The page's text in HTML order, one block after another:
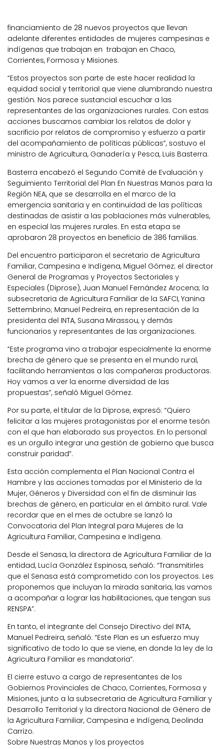
financiamiento de 28 nuevos proyectos que llevan
adelante diferentes entidades de mujeres campesinas e
indígenas que trabajan en trabajan en Chaco,
Corrientes, Formosa y Misiones.
“Estos proyectos son parte de este hacer realidad la
equidad social y territorial que viene alumbrando nuestra
gestión. Nos parece sustancial escuchar a las
representantes de las organizaciones rurales. Con estas
acciones buscamos cambiar los relatos de dolor y
sacrificio por relatos de compromiso y esfuerzo a partir
del acompañamiento de políticas públicas”, sostuvo el
ministro de Agricultura, Ganadería y Pesca, Luis Basterra.
Basterra encabezó el Segundo Comité de Evaluación y
Seguimiento Territorial del Plan En Nuestras Manos para la
Región NEA, que se desarrolla en el marco de la
emergencia sanitaria y en continuidad de las políticas
destinadas de asistir a las poblaciones más vulnerables,
en especial las mujeres rurales. En esta etapa se
aprobaron 28 proyectos en beneficio de 386 familias.
Del encuentro participaron el secretario de Agricultura
Familiar, Campesina e Indígena, Miguel Gómez; el director
General de Programas y Proyectos Sectoriales y
Especiales (Diprose), Juan Manuel Fernández Arocena; la
subsecretaria de Agricultura Familiar de la SAFCI, Yanina
Settembrino; Manuel Pedreira, en representación de la
presidenta del INTA, Susana Mirassou, y demás
funcionarios y representantes de las organizaciones.
“Este programa vino a trabajar especialmente la enorme
brecha de género que se presenta en el mundo rural,
facilitando herramientas a las compañeras productoras.
Hoy vamos a ver la enorme diversidad de las
propuestas”, señaló Miguel Gómez.
Por su parte, el titular de la Diprose, expresó: “Quiero
felicitar a las mujeres protagonistas por el enorme tesón
con el que han elaborado sus proyectos. En lo personal
es un orgullo integrar una gestión de gobierno que busca
construir paridad”.
Esta acción complementa el Plan Nacional Contra el
Hambre y las acciones tomadas por el Ministerio de la
Mujer, Géneros y Diversidad con el fin de disminuir las
brechas de género, en particular en el ámbito rural. Vale
recordar que en el mes de octubre se lanzó la
Convocatoria del Plan Integral para Mujeres de la
Agricultura Familiar, Campesina e Indígena.
Desde el Senasa, la directora de Agricultura Familiar de la
entidad, Lucía González Espinosa, señaló: “Transmitirles
que el Senasa está comprometido con los proyectos. Les
proponemos que incluyan la mirada sanitaria, las vamos
a acompañar a lograr las habilitaciones, que tengan sus
RENSPA”.
En tanto, el integrante del Consejo Directivo del INTA,
Manuel Pedreira, señaló: “Este Plan es un esfuerzo muy
significativo de todo lo que se viene, en donde la ley de la
Agricultura Familiar es mandatoria”.
El cierre estuvo a cargo de representantes de los
Gobiernos Provinciales de Chaco, Corrientes, Formosa y
Misiones, junto a la subsecretaria de Agricultura Familiar y
Desarrollo Territorial y la directora Nacional de Género de
la Agricultura Familiar, Campesina e Indígena, Deolinda
Carrizo.
Sobre Nuestras Manos y los proyectos